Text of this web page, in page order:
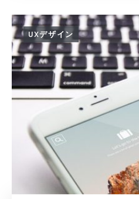
UXデザイン